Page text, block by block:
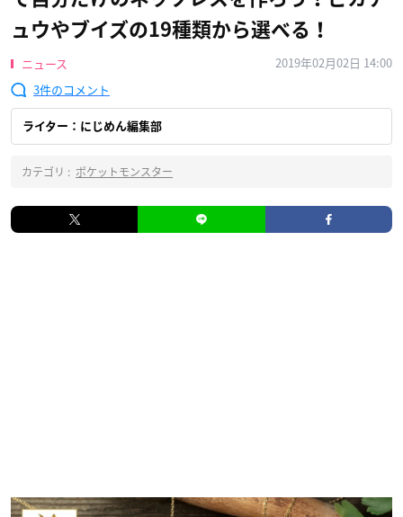
ュウやブイズの19種類から選べる！
ニュース
2019年02月02日 14:00
3
ライター：にじめん編集部
カテゴリ : ポケットモンスター